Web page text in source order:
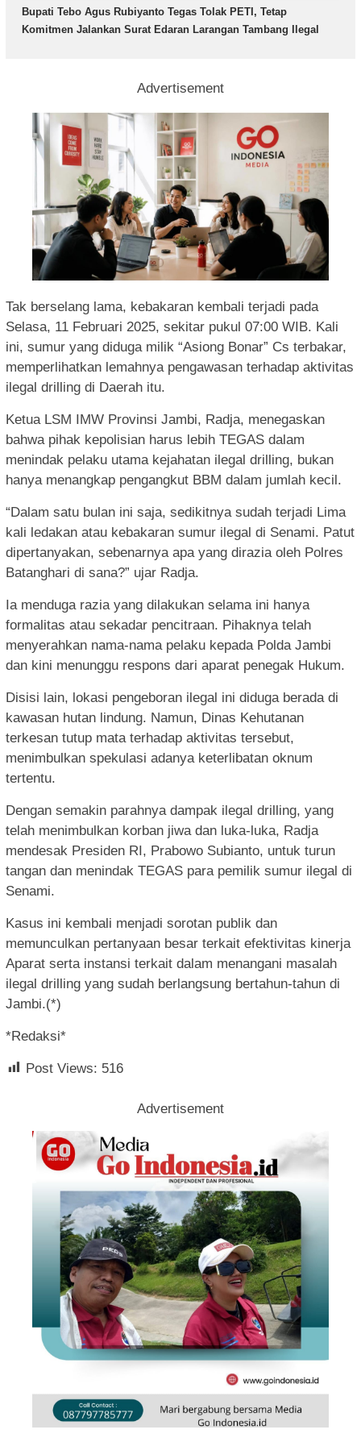
Bupati Tebo Agus Rubiyanto Tegas Tolak PETI, Tetap
Komitmen Jalankan Surat Edaran Larangan Tambang Ilegal
Advertisement
Tak berselang lama, kebakaran kembali terjadi pada
Selasa, 11 Februari 2025, sekitar pukul 07:00 WIB. Kali
ini, sumur yang diduga milik “Asiong Bonar” Cs terbakar,
memperlihatkan lemahnya pengawasan terhadap aktivitas
ilegal drilling di Daerah itu.
Ketua LSM IMW Provinsi Jambi, Radja, menegaskan
bahwa pihak kepolisian harus lebih TEGAS dalam
menindak pelaku utama kejahatan ilegal drilling, bukan
hanya menangkap pengangkut BBM dalam jumlah kecil.
“Dalam satu bulan ini saja, sedikitnya sudah terjadi Lima
kali ledakan atau kebakaran sumur ilegal di Senami. Patut
dipertanyakan, sebenarnya apa yang dirazia oleh Polres
Batanghari di sana?” ujar Radja.
Ia menduga razia yang dilakukan selama ini hanya
formalitas atau sekadar pencitraan. Pihaknya telah
menyerahkan nama-nama pelaku kepada Polda Jambi
dan kini menunggu respons dari aparat penegak Hukum.
Disisi lain, lokasi pengeboran ilegal ini diduga berada di
kawasan hutan lindung. Namun, Dinas Kehutanan
terkesan tutup mata terhadap aktivitas tersebut,
menimbulkan spekulasi adanya keterlibatan oknum
tertentu.
Dengan semakin parahnya dampak ilegal drilling, yang
telah menimbulkan korban jiwa dan luka-luka, Radja
mendesak Presiden RI, Prabowo Subianto, untuk turun
tangan dan menindak TEGAS para pemilik sumur ilegal di
Senami.
Kasus ini kembali menjadi sorotan publik dan
memunculkan pertanyaan besar terkait efektivitas kinerja
Aparat serta instansi terkait dalam menangani masalah
ilegal drilling yang sudah berlangsung bertahun-tahun di
Jambi.(*)
*Redaksi*
Post Views: 516
Advertisement